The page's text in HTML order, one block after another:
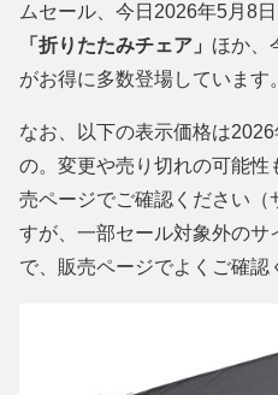
ムセール、今日2026年5月8
「折りたたみチェア」 ほか、
がお得に多数登場しています。
なお、以下の表示価格は
の。変更や売り切れの可能性
売ページでご確認ください
すが、一部セール対象外の
で、販売ページでよくご確認